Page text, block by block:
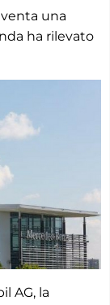
una
ha rilevato
AG, la